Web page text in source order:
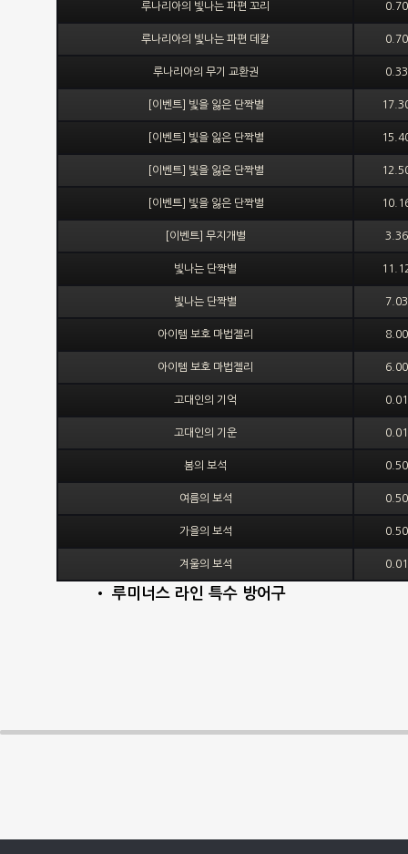
루나리아의 빛나는 파편 꼬리
루나리아의 빛나는 파편 데칼
루나리아의 무기 교환권
[이벤트] 빛을 잃은 단짝별
[이벤트] 빛을 잃은 단짝별
[이벤트] 빛을 잃은 단짝별
[이벤트] 빛을 잃은 단짝별
[이벤트] 무지개별
빛나는 단짝별
빛나는 단짝별
아이템 보호 마법젤리
아이템 보호 마법젤리
고대인의 기억
고대인의 기운
봄의 보석
여름의 보석
가을의 보석
겨울의 보석
• 루미너스 라인 특수 방어구